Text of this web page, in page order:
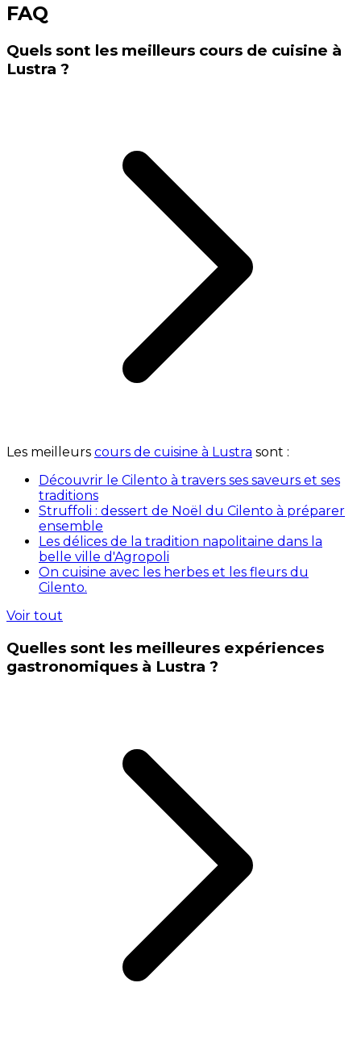
FAQ
Quels sont les meilleurs cours de cuisine à
Lustra ?
Les meilleurs cours de cuisine à Lustra sont :
Découvrir le Cilento à travers ses saveurs et ses
traditions
Struffoli : dessert de Noël du Cilento à préparer
ensemble
Les délices de la tradition napolitaine dans la
belle ville d'Agropoli
On cuisine avec les herbes et les fleurs du
Cilento.
Voir tout
Quelles sont les meilleures expériences
gastronomiques à Lustra ?